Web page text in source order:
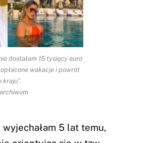
dostałam 15 tysięcy euro
wakacje i powrót
kraju”.
wyjechałam 5 lat temu,